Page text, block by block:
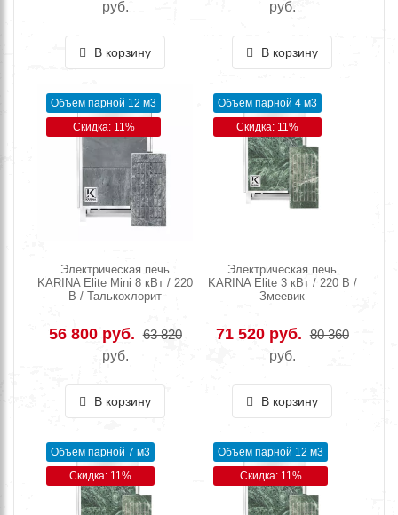
руб.
В корзину
руб.
В корзину
Объем парной 12 м3
Скидка: 11%
Электрическая печь
KARINA Elite Mini 8 кВт / 220
В / Талькохлорит
56 800 руб. 63 820
руб.
В корзину
Объем парной 4 м3
Скидка: 11%
Электрическая печь
KARINA Elite 3 кВт / 220 В /
Змеевик
71 520 руб. 80 360
руб.
В корзину
Объем парной 7 м3
Скидка: 11%
Объем парной 12 м3
Скидка: 11%